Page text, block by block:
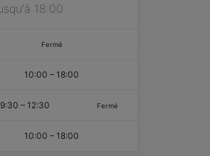
18:00
Fermé
10:00 – 18:00
– 12:30 Fermé
10:00 – 18:00